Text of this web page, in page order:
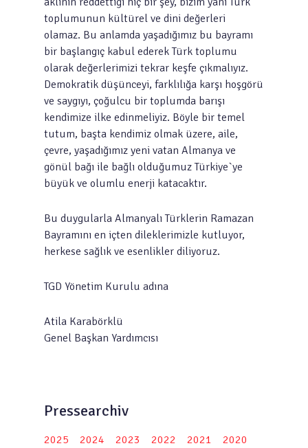
toplumunun kültürel ve dini değerleri
olamaz. Bu anlamda yaşadığımız bu bayramı
bir başlangıç kabul ederek Türk toplumu
olarak değerlerimizi tekrar keşfe çıkmalıyız.
Demokratik düşünceyi, farklılığa karşı hoşgörü
ve saygıyı, çoğulcu bir toplumda barışı
kendimize ilke edinmeliyiz. Böyle bir temel
tutum, başta kendimiz olmak üzere, aile,
çevre, yaşadığımız yeni vatan Almanya ve
gönül bağı ile bağlı olduğumuz Türkiye`ye
büyük ve olumlu enerji katacaktır.
Bu duygularla Almanyalı Türklerin Ramazan
Bayramını en içten dileklerimizle kutluyor,
herkese sağlık ve esenlikler diliyoruz.
TGD Yönetim Kurulu adına
Atila Karabörklü
Genel Başkan Yardımcısı
Pressearchiv
2025 2024 2023 2022 2021
2020